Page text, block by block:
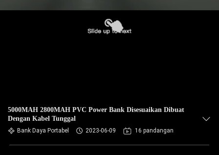
5000MAH 2800MAH PVC Power Bank Disesuaikan Dibuat
Dengan Kabel Tunggal
Bank Daya Portabel 2023-06-09 16 pandangan